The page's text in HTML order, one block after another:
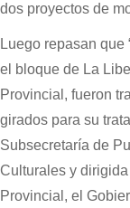
dos proyectos de
Luego repasan que
el bloque de La
Provincial, fueron
girados para su
Subsecretaría de
Culturales y
Provincial, el